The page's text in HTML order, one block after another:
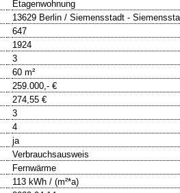
Etagenwohnung
13629 Berlin / Siemensstadt -
647
1924
3
60 m²
259.000,- €
274,55 €
3
4
ja
Verbrauchsausweis
Fernwärme
113 kWh / (m²*a)